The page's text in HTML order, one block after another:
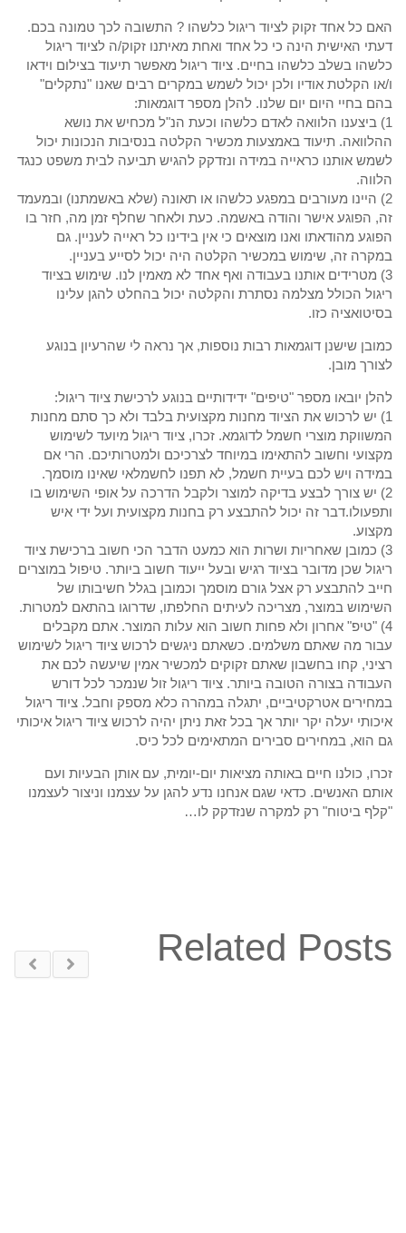
האם כל אחד זקוק לציוד ריגול כלשהו ? התשובה לכך טמונה בכם.
דעתי האישית הינה כי כל אחד ואחת מאיתנו זקוק/ה לציוד ריגול
כלשהו בשלב כלשהו בחיים. ציוד ריגול מאפשר תיעוד בצילום וידאו
ו/או הקלטת אודיו ולכן יכול לשמש במקרים רבים שאנו "נתקלים"
בהם בחיי היום יום שלנו. להלן מספר דוגמאות:
1) ביצענו הלוואה לאדם כלשהו וכעת הנ"ל מכחיש את נושא
ההלוואה. תיעוד באמצעות מכשיר הקלטה בנסיבות הנכונות יכול
לשמש אותנו כראייה במידה ונזדקק להגיש תביעה לבית משפט כנגד
הלווה.
2) היינו מעורבים במפגע כלשהו או תאונה (שלא באשמתנו) ובמעמד
זה, הפוגע אישר והודה באשמה. כעת ולאחר שחלף זמן מה, חזר בו
הפוגע מהודאתו ואנו מוצאים כי אין בידינו כל ראייה לעניין. גם
במקרה זה, שימוש במכשיר הקלטה היה יכול לסייע בעניין.
3) מטרידים אותנו בעבודה ואף אחד לא מאמין לנו. שימוש בציוד
ריגול הכולל מצלמה נסתרת והקלטה יכול בהחלט להגן עלינו
בסיטואציה כזו.
כמובן שישנן דוגמאות רבות נוספות, אך נראה לי שהרעיון בנוגע
לצורך מובן.
להלן יובאו מספר "טיפים" ידידותיים בנוגע לרכישת ציוד ריגול:
1) יש לרכוש את הציוד מחנות מקצועית בלבד ולא כך סתם מחנות
המשווקת מוצרי חשמל לדוגמא. זכרו, ציוד ריגול מיועד לשימוש
מקצועי וחשוב להתאימו במיוחד לצרכיכם ולמטרותיכם. הרי אם
במידה ויש לכם בעיית חשמל, לא תפנו לחשמלאי שאינו מוסמך.
2) יש צורך לבצע בדיקה למוצר ולקבל הדרכה על אופי השימוש בו
ותפעולו.דבר זה יכול להתבצע רק בחנות מקצועית ועל ידי איש
מקצוע.
3) כמובן שאחריות ושרות הוא כמעט הדבר הכי חשוב ברכישת ציוד
ריגול שכן מדובר בציוד רגיש ובעל ייעוד חשוב ביותר. טיפול במוצרים
חייב להתבצע רק אצל גורם מוסמך וכמובן בגלל חשיבותו של
השימוש במוצר, מצריכה לעיתים החלפתו, שדרוגו בהתאם למטרות.
4) "טיפ" אחרון ולא פחות חשוב הוא עלות המוצר. אתם מקבלים
עבור מה שאתם משלמים. כשאתם ניגשים לרכוש ציוד ריגול לשימוש
רציני, קחו בחשבון שאתם זקוקים למכשיר אמין שיעשה לכם את
העבודה בצורה הטובה ביותר. ציוד ריגול זול שנמכר לכל דורש
במחירים אטרקטיביים, יתגלה במהרה כלא מספק וחבל. ציוד ריגול
איכותי יעלה יקר יותר אך בכל זאת ניתן יהיה לרכוש ציוד ריגול איכותי
גם הוא, במחירים סבירים המתאימים לכל כיס.
זכרו, כולנו חיים באותה מציאות יום-יומית, עם אותן הבעיות ועם
אותם האנשים. כדאי שגם אנחנו נדע להגן על עצמנו וניצור לעצמנו
"קלף ביטוח" רק למקרה שנזדקק לו…
Related Posts